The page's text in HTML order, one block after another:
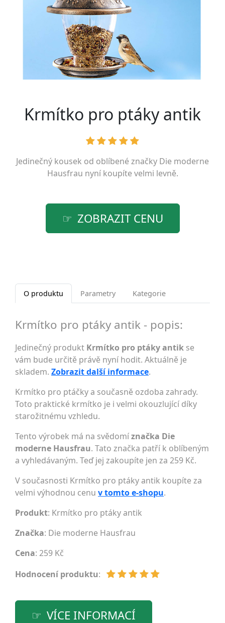
Krmítko pro ptáky antik
Jedinečný kousek od oblíbené značky Die moderne
Hausfrau nyní koupíte velmi levně.
ZOBRAZIT CENU
O produktu Parametry Kategorie
Krmítko pro ptáky antik - popis:
Jedinečný produkt Krmítko pro ptáky antik se
vám bude určitě právě nyní hodit. Aktuálně je
skladem. Zobrazit další informace.
Krmítko pro ptáčky a současně ozdoba zahrady.
Toto praktické krmítko je i velmi okouzlující díky
starožitnému vzhledu.
Tento výrobek má na svědomíznačka Die
moderne Hausfrau. Tato značka patří k oblíbeným
a vyhledávaným. Teď jej zakoupíte jen za 259 Kč.
V současnosti Krmítko pro ptáky antik koupíte za
velmi výhodnou cenu v tomto e-shopu.
Produkt: Krmítko pro ptáky antik
Značka: Die moderne Hausfrau
Cena: 259 Kč
Hodnocení produktu:
VÍCE INFORMACÍ